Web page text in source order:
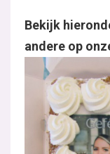
Bekijk
andere op